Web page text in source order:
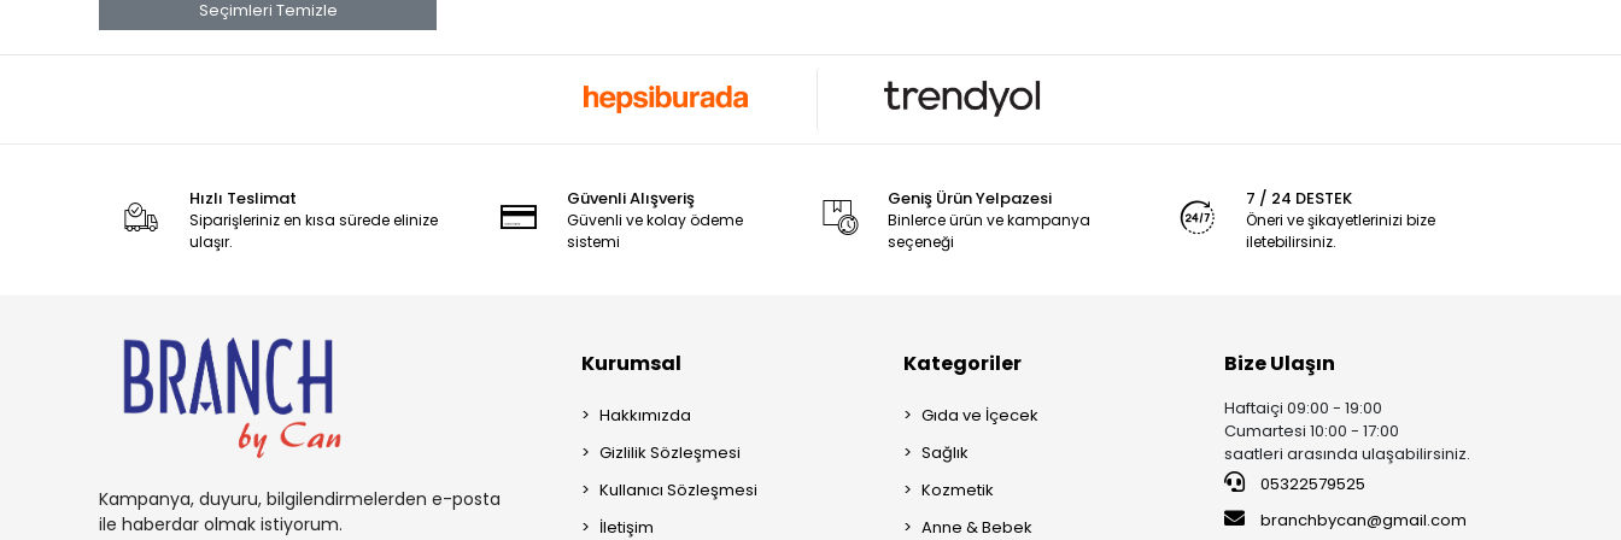
banana
Banana Boat
bluey
BURT'S
Cadbury
CARAMİA
Seçimleri Temizle
Hızlı Teslimat
Siparişleriniz en kısa sürede elinize
ulaşır.
Güvenli Alışveriş
Güvenli ve kolay ödeme
sistemi
Geniş Ürün Yelpazesi
Binlerce ürün ve kampanya
seçeneği
7 / 24 DESTEK
Öneri ve şikayetlerinizi bize
iletebilirsiniz.
Kampanya, duyuru, bilgilendirmelerden e-posta
ile haberdar olmak istiyorum.
Kurumsal
Hakkımızda
Gizlilik Sözleşmesi
Kullanıcı Sözleşmesi
İletişim
Kategoriler
Gıda ve İçecek
Sağlık
Kozmetik
Anne & Bebek
Bize Ulaşın
Haftaiçi 09:00 - 19:00
Cumartesi 10:00 - 17:00
saatleri arasında ulaşabilirsiniz.
05322579525
branchbycan@gmail.com